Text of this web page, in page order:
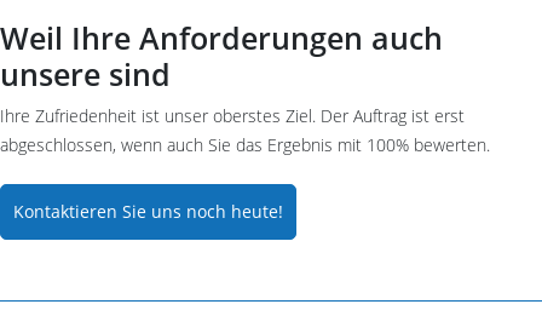
Weil Ihre Anforderungen auch
unsere sind
Ihre Zufriedenheit ist unser oberstes Ziel. Der Auftrag ist erst
abgeschlossen, wenn auch Sie das Ergebnis mit 100% bewerten.
Kontaktieren Sie uns noch heute!